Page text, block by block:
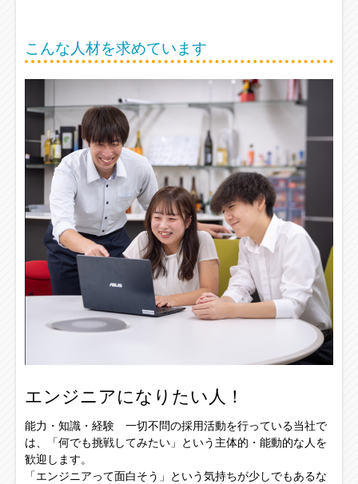
こんな人材を求めています
エンジニアになりたい人！
能力・知識・経験 一切不問の採用活動を行っている当社で
は、「何でも挑戦してみたい」という主体的・能動的な人を
歓迎します。
「エンジニアって面白そう」という気持ちが少しでもあるな